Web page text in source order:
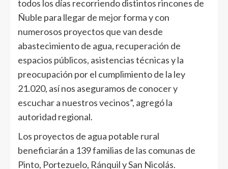
todos los días recorriendo distintos rincones de
Ñuble para llegar de mejor forma y con
numerosos proyectos que van desde
abastecimiento de agua, recuperación de
espacios públicos, asistencias técnicas y la
preocupación por el cumplimiento de la ley
21.020, así nos aseguramos de conocer y
escuchar a nuestros vecinos”, agregó la
autoridad regional.
Los proyectos de agua potable rural
beneficiarán a 139 familias de las comunas de
Pinto, Portezuelo, Ránquil y San Nicolás.